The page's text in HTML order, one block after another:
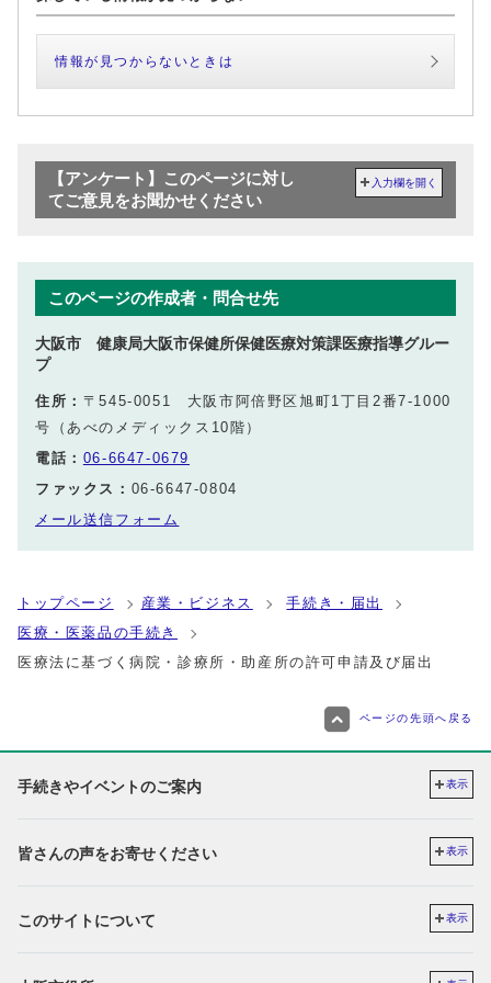
情報が見つからないときは
【アンケート】このページに対し
てご意見をお聞かせください
入力欄を開く
このページの作成者・問合せ先
大阪市 健康局大阪市保健所保健医療対策課医療指導グルー
プ
住所： 〒545-0051 大阪市阿倍野区旭町1丁目2番7-1000
号（あべのメディックス10階）
電話： 06-6647-0679
ファックス： 06-6647-0804
メール送信フォーム
トップページ 産業・ビジネス
手続き・届出
医療・医薬品の手続き
医療法に基づく病院・診療所・助産所の許可申請及び届出
ページの先頭へ戻る
手続きやイベントのご案内 表示
皆さんの声をお寄せください 表示
このサイトについて 表示